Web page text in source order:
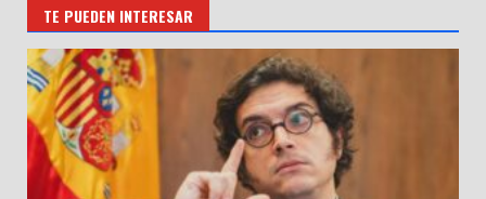
TE PUEDEN INTERESAR